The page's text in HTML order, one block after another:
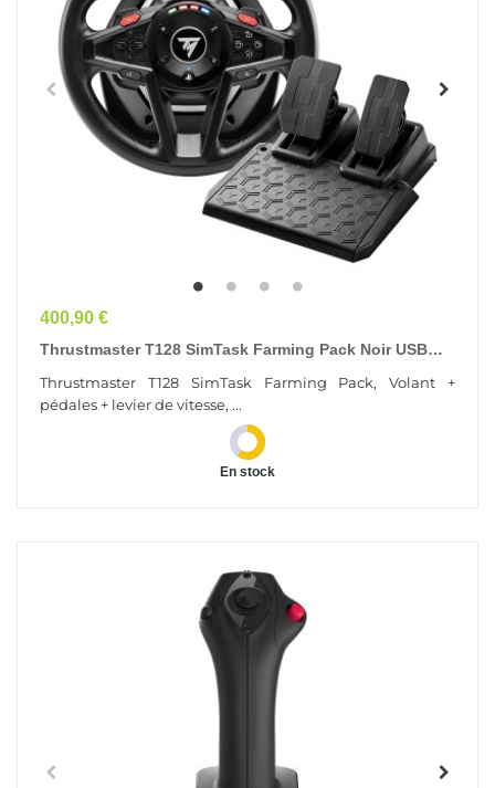
Prix
400,90 €
Thrustmaster T128 SimTask Farming Pack Noir USB
Thrustmaster T128 SimTask Farming Pack, Volant +
pédales + levier de vitesse, ...
En stock